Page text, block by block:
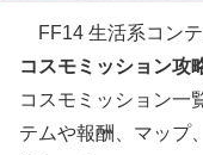
FF14 生活系コン
コスモミッション攻
コスモミッション一
テムや報酬、マップ